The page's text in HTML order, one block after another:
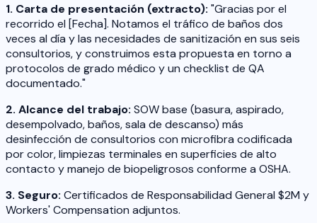
1. Carta de presentación (extracto): "Gracias por el
recorrido el [Fecha]. Notamos el tráfico de baños dos
veces al día y las necesidades de sanitización en sus seis
consultorios, y construimos esta propuesta en torno a
protocolos de grado médico y un checklist de QA
documentado."
2. Alcance del trabajo: SOW base (basura, aspirado,
desempolvado, baños, sala de descanso) más
desinfección de consultorios con microfibra codificada
por color, limpiezas terminales en superficies de alto
contacto y manejo de biopeligrosos conforme a OSHA.
3. Seguro: Certificados de Responsabilidad General $2M y
Workers' Compensation adjuntos.